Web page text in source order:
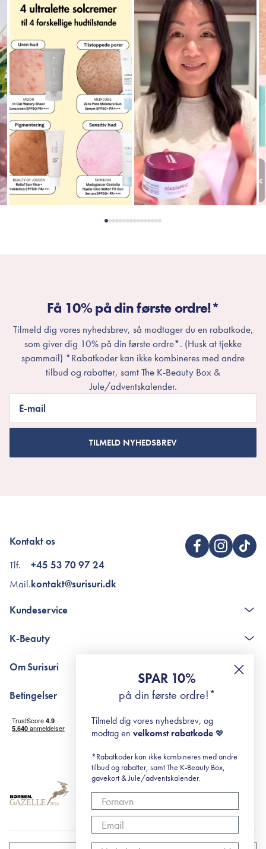
Få 10% på din første ordre!*
Tilmeld dig vores nyhedsbrev, så modtager du en rabatkode,
som giver dig 10% på din første ordre*. (Husk at tjekke
spammail) *Rabatkoder kan ikke kombineres med andre
tilbud og rabatter, samt The K-Beauty Box &
Jule/adventskalender.
E-mail
TILMELD NYHEDSBREV
Kontakt os
Tlf.
Mail.
+45 53 70 97 24
kontakt@surisuri.dk
Kundeservice
The K-Beauty Box - spørgsmål og svar
RE-ZIP
K-Beauty
Retinol for begyndere
surisuri's mini guide til rosacea
Om Surisuri
Black Friday
Betingelser
Levering og returnering
Handelsbetingelser
Abonnementsbetingelser
SPAR 10%
på din første ordre!*
Tilmeld dig vores nyhedsbrev, og
modtag en velkomst rabatkode 💖
*Rabatkoder kan ikke kombineres med andre
tilbud og rabatter, samt The K-Beauty Box,
gavekort & Jule/adventskalender.